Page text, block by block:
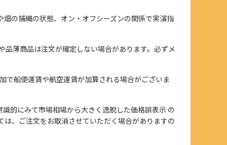
の捕縄の状態、オン・オフシーズンの関係で実演指
薄商品は注文が確定しない場合があります。必ずメ
船便運賃や航空運賃が加算される場合がございま
的にみて市場相場から大きく逸脱した価格誤表示 の
、ご注文をお取消させていただく場合がありますの